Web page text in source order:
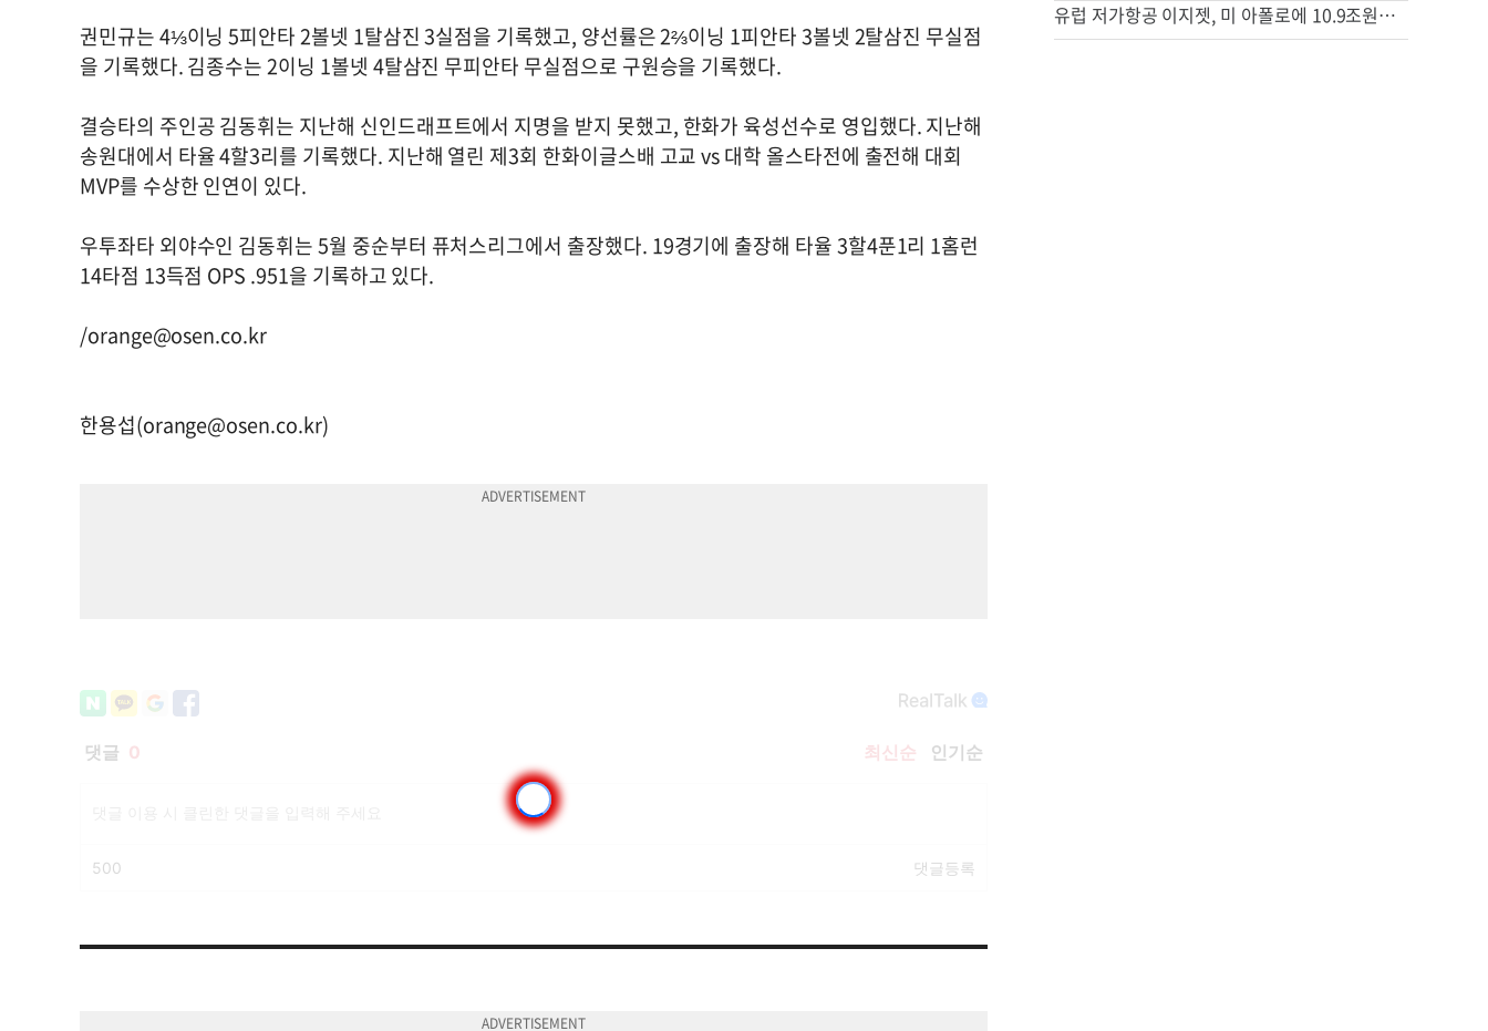
권민규는 4⅓이닝 5피안타 2볼넷 1탈삼진 3실점을 기록했고, 양선률은 2⅔이닝 1피안타 3볼넷 2탈삼진 무실점
을 기록했다. 김종수는 2이닝 1볼넷 4탈삼진 무피안타 무실점으로 구원승을 기록했다.
결승타의 주인공 김동휘는 지난해 신인드래프트에서 지명을 받지 못했고, 한화가 육성선수로 영입했다. 지난해
송원대에서 타율 4할3리를 기록했다. 지난해 열린 제3회 한화이글스배 고교 vs 대학 올스타전에 출전해 대회
MVP를 수상한 인연이 있다.
우투좌타 외야수인 김동휘는 5월 중순부터 퓨처스리그에서 출장했다. 19경기에 출장해 타율 3할4푼1리 1홈런
14타점 13득점 OPS .951을 기록하고 있다.
/orange@osen.co.kr
한용섭(orange@osen.co.kr)
유럽 저가항공 이지젯, 미 아폴로에 10.9조원에 팔린다